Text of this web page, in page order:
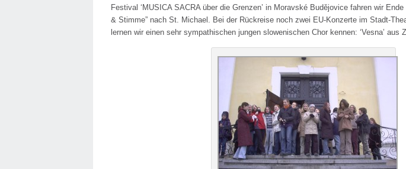
Festival ‘MUSICA SACRA über die Grenzen’ in Moravské Budějovice fahren wir
& Stimme” nach St. Michael. Bei der Rückreise noch zwei EU-Konzerte im Stadt-
lernen wir einen sehr sympathischen jungen slowenischen Chor kennen: ‘Vesna’ aus